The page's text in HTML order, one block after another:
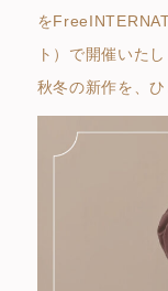
を
ト）で開催いたし
秋冬の新作を、